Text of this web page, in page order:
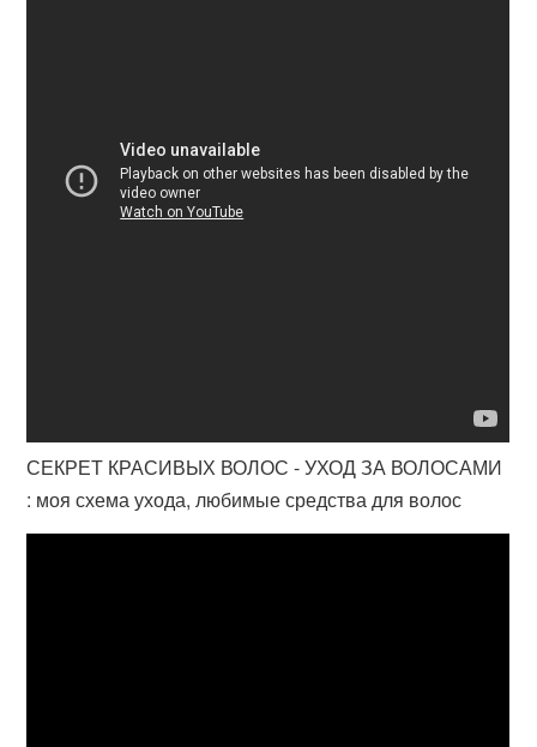
СЕКРЕТ КРАСИВЫХ ВОЛОС - УХОД ЗА ВОЛОСАМИ
: моя схема ухода, любимые средства для волос